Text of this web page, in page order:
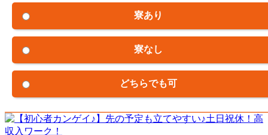
寮あり
寮なし
どちらでも可